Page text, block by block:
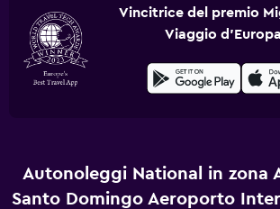
Vincitrice del premio
Viaggio
Autonoleggi National in zona
Santo Domingo Aeroporto